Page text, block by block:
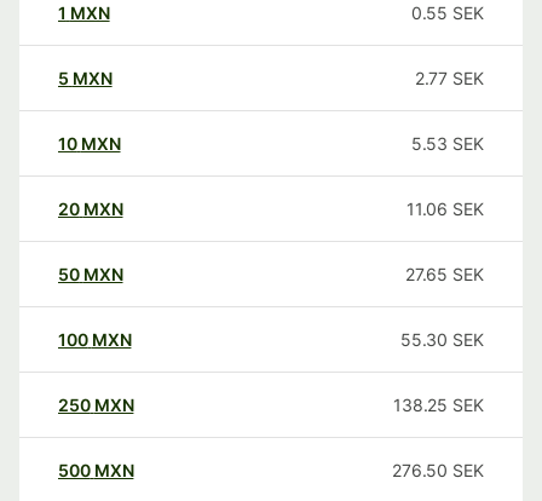
1 MXN 0.55 SEK
5 MXN 2.77 SEK
10 MXN 5.53 SEK
20 MXN 11.06 SEK
50 MXN 27.65 SEK
100 MXN 55.30 SEK
250 MXN 138.25 SEK
500 MXN 276.50 SEK